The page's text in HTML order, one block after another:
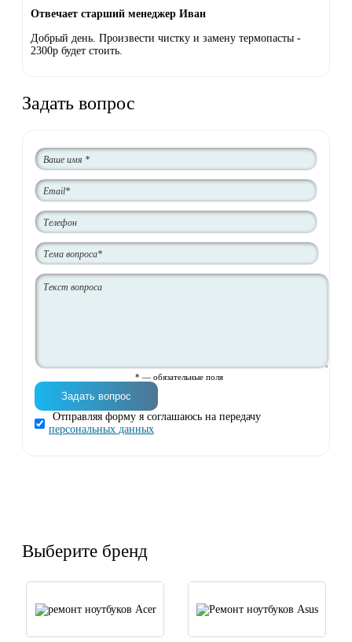
Отвечает старший менеджер Иван
Добрый день. Произвести чистку и замену термопасты -
2300р будет стоить.
Задать вопрос
* — обязательные поля
Отправляя форму я соглашаюсь на передачу
персональных данных
Выберите бренд